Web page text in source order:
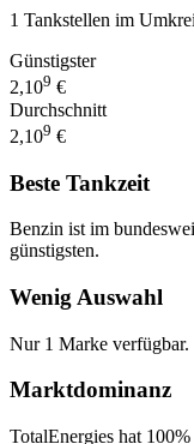
1 Tankstellen im
Günstigster
2,109 €
Durchschnitt
2,109 €
Beste Tankzeit
Benzin ist im
günstigsten.
Wenig Auswahl
Nur 1 Marke verfügbar.
Marktdominanz
TotalEnergies hat